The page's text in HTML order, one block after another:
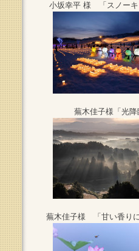
小坂幸平 様 「スノーキ
蕪木佳子様「光降
蕪木佳子様 「甘い香り